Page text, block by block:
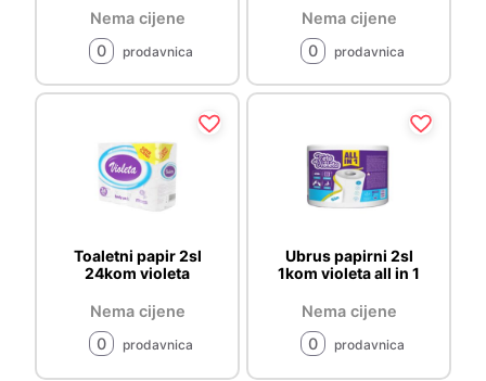
Nema cijene
0
prodavnica
Nema cijene
0
prodavnica
Toaletni papir 2sl
24kom violeta
Nema cijene
0
prodavnica
Ubrus papirni 2sl
1kom violeta all in 1
Nema cijene
0
prodavnica